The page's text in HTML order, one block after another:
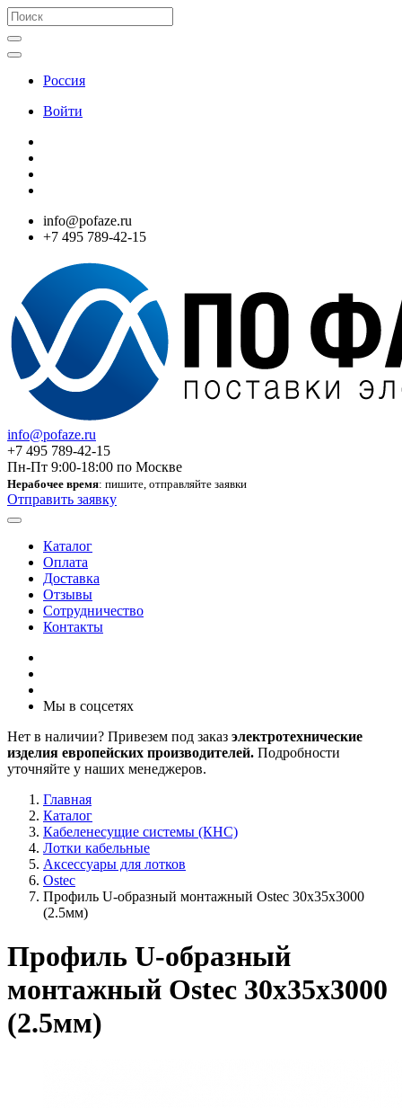
Россия
Войти
info@pofaze.ru
+7 495 789-42-15
info@pofaze.ru
+7 495 789-42-15
Пн-Пт 9:00-18:00 по Москве
Нерабочее время: пишите, отправляйте заявки
Отправить заявку
Каталог
Оплата
Доставка
Отзывы
Сотрудничество
Контакты
Мы в соцсетях
Нет в наличии? Привезем под заказ электротехнические
изделия европейских производителей. Подробности
уточняйте у наших менеджеров.
Главная
Каталог
Кабеленесущие системы (КНС)
Лотки кабельные
Аксессуары для лотков
Ostec
Профиль U-образный монтажный Ostec 30х35х3000
(2.5мм)
Профиль U-образный
монтажный Ostec 30х35х3000
(2.5мм)